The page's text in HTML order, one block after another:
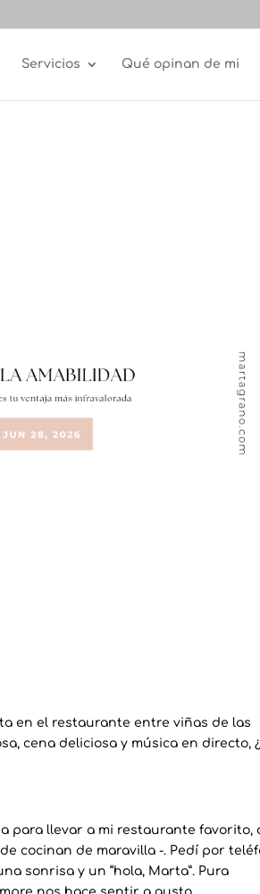
Servicios Qué opinan de mi
en el restaurante entre viñas de las
cena deliciosa y música en directo,
para llevar a mi restaurante favorito,
cocinan de maravilla -. Pedí por
sonrisa y un “hola, Marta”. Pura